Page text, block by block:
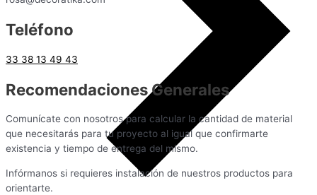
Teléfono
33 38 13 49 43
Recomendaciones Generales
Comunícate con nosotros para calcular la cantidad de material
que necesitarás para tu proyecto al igual que confirmarte
existencia y tiempo de entrega del mismo.
Infórmanos si requieres instalación de nuestros productos para
orientarte.